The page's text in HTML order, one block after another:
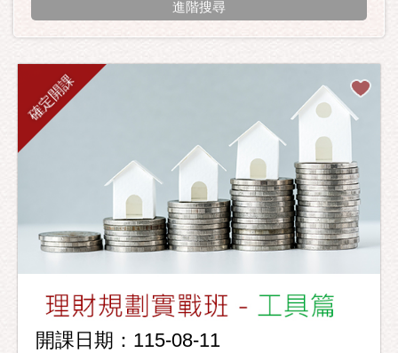
進階搜尋
確定開課
開課日期：115-08-11